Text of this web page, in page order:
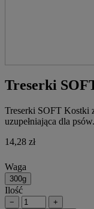
Treserki
Treserki SOFT Kostki
uzupełniająca dla psów.
14,28 zł
Waga
300g
Ilość
−
+